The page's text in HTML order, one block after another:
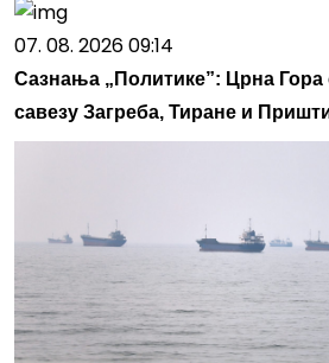
07. 08. 2026 09:14
Сазнања „Политике”: Црна Гора
савезу Загреба, Тиране и